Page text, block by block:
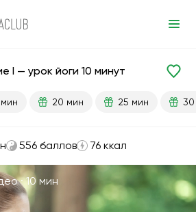
Похудение
I — урок йоги 10 минут
20 мин 25 мин
556 баллов 76 ккал
·10 мин